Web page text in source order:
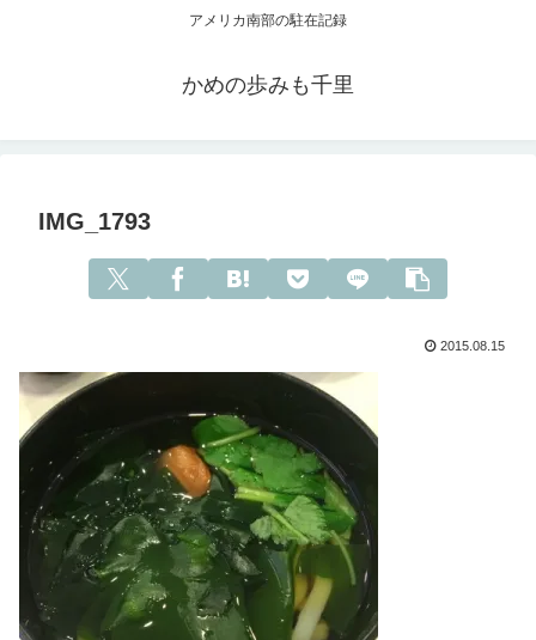
アメリカ南部の駐在記録
かめの歩みも千里
IMG_1793
2015.08.15